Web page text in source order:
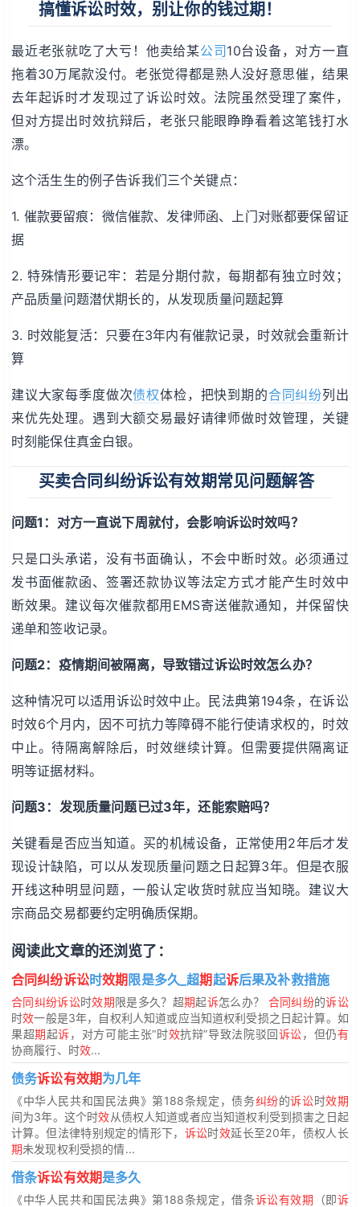
搞懂诉讼时效，别让你的钱过期！
最近老张就吃了大亏！他卖给某公司10台设备，对方一直
拖着30万尾款没付。老张觉得都是熟人没好意思催，结果
去年起诉时才发现过了诉讼时效。法院虽然受理了案件，
但对方提出时效抗辩后，老张只能眼睁睁看着这笔钱打水
漂。
这个活生生的例子告诉我们三个关键点：
1. 催款要留痕：微信催款、发律师函、上门对账都要保留证
据
2. 特殊情形要记牢：若是分期付款，每期都有独立时效；
产品质量问题潜伏期长的，从发现质量问题起算
3. 时效能复活：只要在3年内有催款记录，时效就会重新计
算
建议大家每季度做次债权体检，把快到期的合同纠纷列出
来优先处理。遇到大额交易最好请律师做时效管理，关键
时刻能保住真金白银。
买卖合同纠纷诉讼有效期常见问题解答
问题1：对方一直说下周就付，会影响诉讼时效吗？
只是口头承诺，没有书面确认，不会中断时效。必须通过
发书面催款函、签署还款协议等法定方式才能产生时效中
断效果。建议每次催款都用EMS寄送催款通知，并保留快
递单和签收记录。
问题2：疫情期间被隔离，导致错过诉讼时效怎么办？
这种情况可以适用诉讼时效中止。民法典第194条，在诉讼
时效6个月内，因不可抗力等障碍不能行使请求权的，时效
中止。待隔离解除后，时效继续计算。但需要提供隔离证
明等证据材料。
问题3：发现质量问题已过3年，还能索赔吗？
关键看是否应当知道。买的机械设备，正常使用2年后才发
现设计缺陷，可以从发现质量问题之日起算3年。但是衣服
开线这种明显问题，一般认定收货时就应当知晓。建议大
宗商品交易都要约定明确质保期。
阅读此文章的还浏览了：
合同纠纷诉讼时效期限是多久_超期起诉后果及补救措施
合同纠纷诉讼时效期限是多久？超期起诉怎么办？ 合同纠纷的诉讼
时效一般是3年，自权利人知道或应当知道权利受损之日起计算。如
果超期起诉，对方可能主张“时效抗辩”导致法院驳回诉讼，但仍有
协商履行、时效...
债务诉讼有效期为几年
《中华人民共和国民法典》第188条规定，债务纠纷的诉讼时效期
间为3年。这个时效从债权人知道或者应当知道权利受到损害之日起
计算。但法律特别规定的情形下， 诉讼时效延长至20年，债权人长
期未发现权利受损的情...
借条诉讼有效期是多久
《中华人民共和国民法典》第188条规定，借条诉讼有效期 （即诉